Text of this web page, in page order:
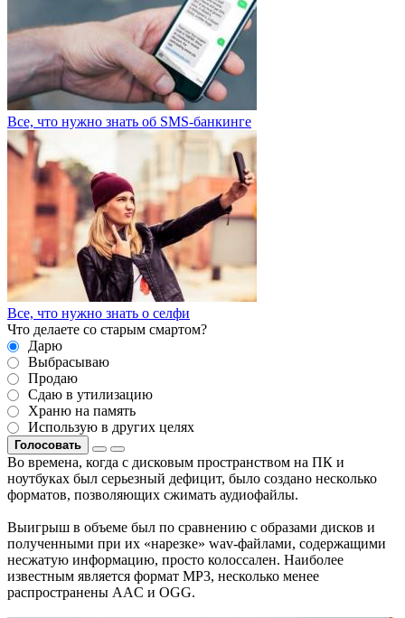
Все, что нужно знать об SMS-банкинге
Все, что нужно знать о селфи
Что делаете со старым смартом?
Дарю
Выбрасываю
Продаю
Сдаю в утилизацию
Храню на память
Использую в других целях
Голосовать
Во времена, когда с дисковым пространством на ПК и
ноутбуках был серьезный дефицит, было создано несколько
форматов, позволяющих сжимать аудиофайлы.
Выигрыш в объеме был по сравнению с образами дисков и
полученными при их «нарезке» wav-файлами, содержащими
несжатую информацию, просто колоссален. Наиболее
известным является формат MP3, несколько менее
распространены AAC и OGG.